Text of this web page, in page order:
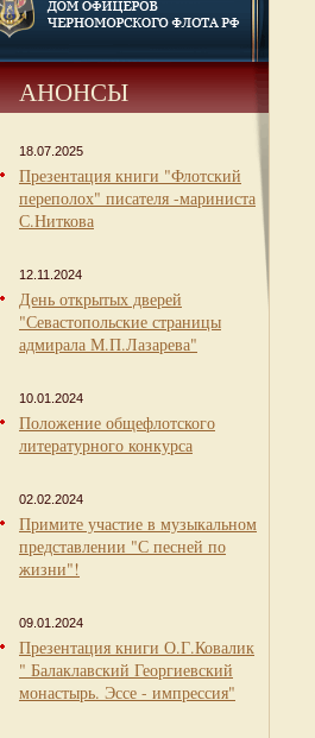
АНОНСЫ
18.07.2025
Презентация книги "Флотский
переполох" писателя -мариниста
С.Ниткова
12.11.2024
День открытых дверей
"Севастопольские страницы
адмирала М.П.Лазарева"
10.01.2024
Положение общефлотского
литературного конкурса
02.02.2024
Примите участие в музыкальном
представлении "С песней по
жизни"!
09.01.2024
Презентация книги О.Г.Ковалик
" Балаклавский Георгиевский
монастырь. Эссе - импрессия"